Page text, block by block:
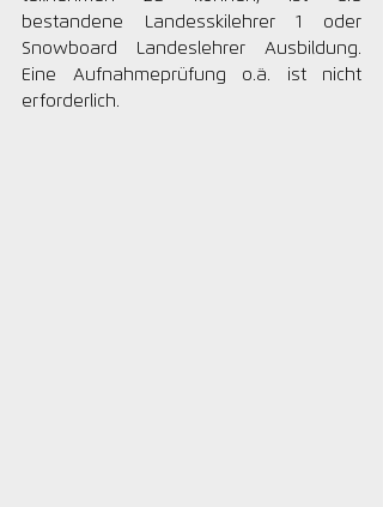
bestandene Landesskilehrer 1 oder
Snowboard Landeslehrer Ausbildung.
Eine Aufnahmeprüfung o.ä. ist nicht
erforderlich.